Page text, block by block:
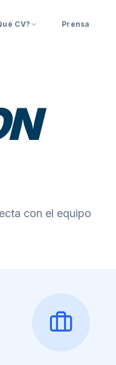
CV? Prensa
con el equipo